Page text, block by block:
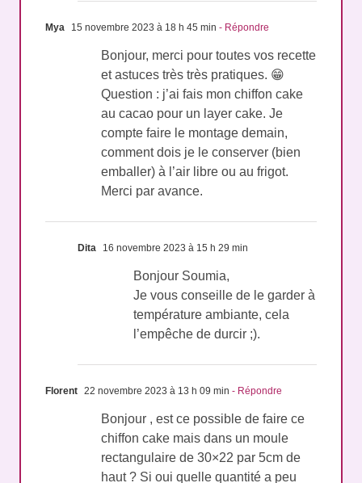
Mya 15 novembre 2023 à 18 h 45 min - Répondre
Bonjour, merci pour toutes vos recette
et astuces très très pratiques. 😁
Question : j’ai fais mon chiffon cake
au cacao pour un layer cake. Je
compte faire le montage demain,
comment dois je le conserver (bien
emballer) à l’air libre ou au frigot.
Merci par avance.
Dita 16 novembre 2023 à 15 h 29 min
Bonjour Soumia,
Je vous conseille de le garder à
température ambiante, cela
l’empêche de durcir ;).
Florent 22 novembre 2023 à 13 h 09 min - Répondre
Bonjour , est ce possible de faire ce
chiffon cake mais dans un moule
rectangulaire de 30×22 par 5cm de
haut ? Si oui quelle quantité a peu